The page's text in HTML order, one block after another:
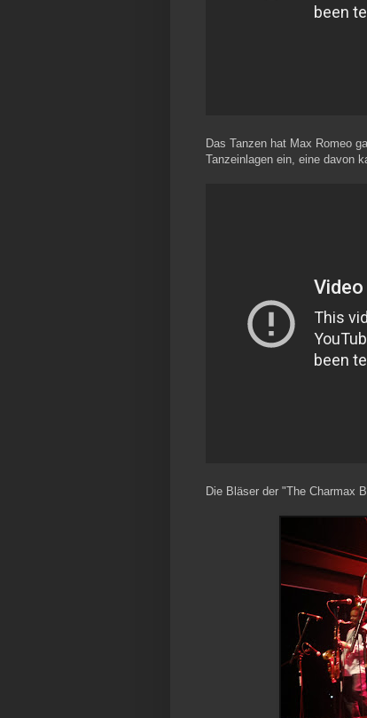
Das Tanzen hat Max Romeo
Tanzeinlagen ein, eine davon
Die Bläser der "The Charmax